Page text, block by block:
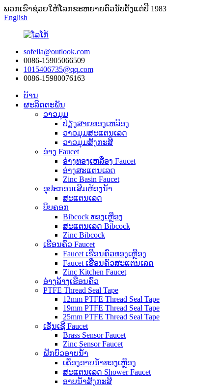
ພວກ​ເຮົາ​ຊ່ວຍ​ໃຫ້​ໂລກ​ຂະ​ຫຍາຍ​ຕົວ​ນັບ​ຕັ້ງ​ແຕ່​ປີ 1983​
English
sofeila@outlook.com
0086-15905066509
1015406735@qq.com
0086-15980076163
ບ້ານ
ຜະລິດຕະພັນ
ວາວມຸມ
ປ່ຽງສາຍທອງເຫລືອງ
ວາວມຸມສະແຕນເລດ
ວາວມຸມສັງກະສີ
ອ່າງ Faucet
ອ່າງທອງເຫລືອງ Faucet
ອ່າງສະແຕນເລດ
Zinc Basin Faucet
ອຸປະກອນເສີມຫ້ອງນ້ໍາ
ສະແຕນເລດ
ບິບຄອກ
Bibcock ທອງເຫຼືອງ
ສະແຕນເລດ Bibcock
Zinc Bibcock
ເຮືອນຄົວ Faucet
Faucet ເຮືອນຄົວທອງເຫຼືອງ
Faucet ເຮືອນຄົວສະແຕນເລດ
Zinc Kitchen Faucet
ອ່າງລ້າງເຮືອນຄົວ
PTFE Thread Seal Tape
12mm PTFE Thread Seal Tape
19mm PTFE Thread Seal Tape
25mm PTFE Thread Seal Tape
ເຊັນເຊີ Faucet
Brass Sensor Faucet
Zinc Sensor Faucet
ຝັກບົວອາບນໍ້າ
ເຄື່ອງອາບນໍ້າທອງເຫຼືອງ
ສະແຕນເລດ Shower Faucet
ອາບນ້ໍາສັງກະສີ